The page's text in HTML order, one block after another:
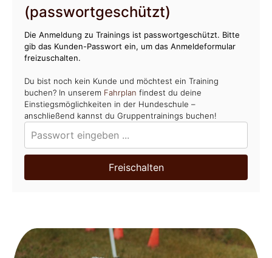
(passwortgeschützt)
Die Anmeldung zu Trainings ist passwortgeschützt. Bitte
gib das Kunden-Passwort ein, um das Anmeldeformular
freizuschalten.
Du bist noch kein Kunde und möchtest ein Training
buchen? In unserem Fahrplan findest du deine
Einstiegsmöglichkeiten in der Hundeschule –
anschließend kannst du Gruppentrainings buchen!
Freischalten